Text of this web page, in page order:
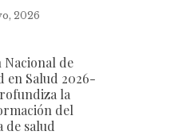
2026
Nacional de
en Salud 2026-
la
del
de salud